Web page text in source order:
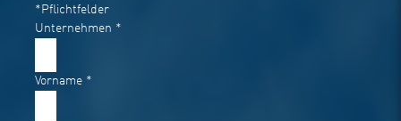
*Pflichtfelder
Unternehmen *
Vorname *